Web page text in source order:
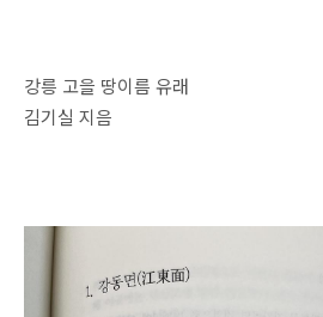
강릉 고을 땅이름 유래
김기실 지음